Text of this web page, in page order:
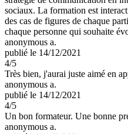
sociaux. La formation est
des cas de figures de chaque
chaque personne qui souhaite
anonymous a.
publié le 14/12/2021
4/5
Très bien, j'aurai juste aimé en
anonymous a.
publié le 14/12/2021
4/5
Un bon formateur. Une bonne
anonymous a.